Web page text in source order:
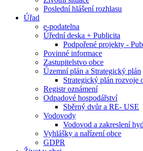
Poslední hlášení rozhlasu
Úřad
e-podatelna
Úřední deska + Publicita
Podpořené projekty -
Povinné informace
Zastupitelstvo obce
Územní plán a Strategický plán
Strategický plán rozvoje
Registr oznámení
Odpadové hospodářství
Sběrný dvůr a RE- USE
Vodovody
Vodovod a zakreslení
Vyhlášky a nařízení obce
GDPR